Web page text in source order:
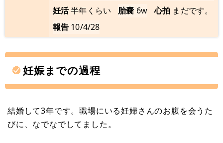
妊活半年くらい 胎嚢 6w 心拍 まだです。
報告 10/4/28
妊娠までの過程
結婚して3年です。職場にいる妊婦さんのお腹を会うた
びに、なでなでしてました。